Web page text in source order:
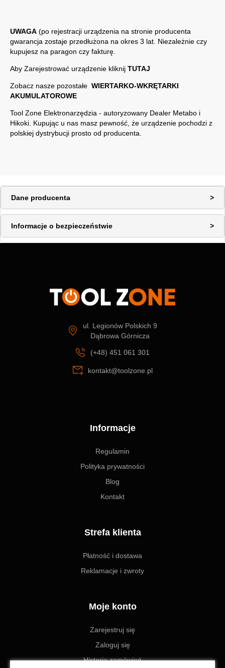
UWAGA (po rejestracji urządzenia na stronie producenta
gwarancja zostaje przedłużona na okres 3 lat. Niezależnie czy
kupujesz na paragon czy fakturę.
Aby Zarejestrować urządzenie kliknij TUTAJ
Zobacz nasze pozostałe WIERTARKO-WKRĘTARKI
AKUMULATOROWE
Tool Zone Elektronarzędzia - autoryzowany Dealer Metabo i
Hikoki. Kupując u nas masz pewność, że urządzenie pochodzi z
polskiej dystrybucji prosto od producenta.
Dane producenta
Informacje o bezpieczeństwie
ul. Legionów Polskich 9
Dąbrowa Górnicza
(+48) 451 061 301
kontakt@toolzone.pl
Informacje
Regulamin
Polityka prywatności
Blog
Kontakt
Strefa klienta
Płatność i dostawa
Reklamacje i zwroty
Moje konto
Zarejestruj się
Zaloguj się
Historia zamówień